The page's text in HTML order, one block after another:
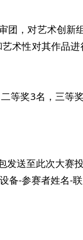
，对艺术创新
术性对其作品
等奖3名，三等
发送至此次大赛
-参赛者姓名-联